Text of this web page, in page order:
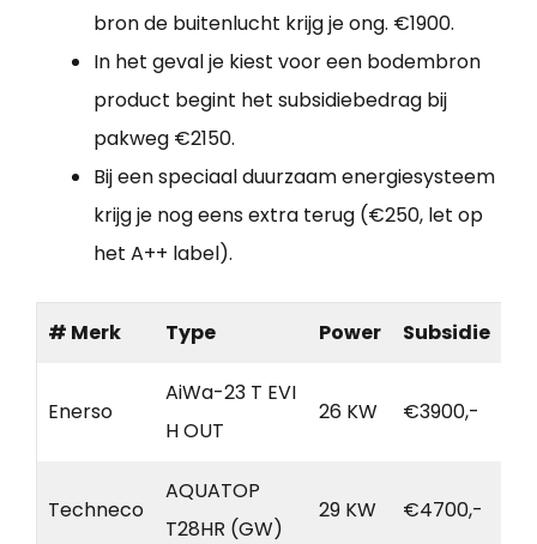
bron de buitenlucht krijg je ong. €1900.
In het geval je kiest voor een bodembron
product begint het subsidiebedrag bij
pakweg €2150.
Bij een speciaal duurzaam energiesysteem
krijg je nog eens extra terug (€250, let op
het A++ label).
# Merk Type Power Subsidie
Enerso
AiWa-23 T EVI
H OUT
26 KW €3900,-
Techneco
AQUATOP
T28HR (GW)
29 KW €4700,-